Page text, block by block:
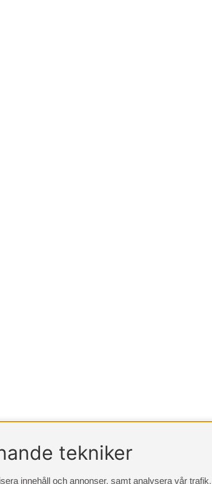
tekniker
innehåll och annonser, samt analysera vår